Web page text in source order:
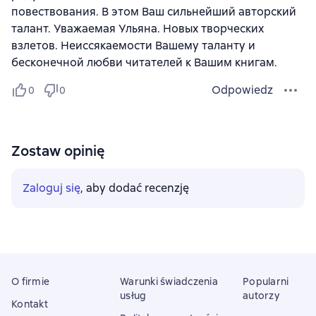
повествования. В этом Ваш сильнейший авторский
талант. Уважаемая Ульяна. Новых творческих
взлетов. Неиссякаемости Вашему таланту и
бесконечной любви читателей к Вашим книгам.
0 0 Odpowiedz
Zostaw opinię
Zaloguj się, aby dodać recenzję
O firmie
Kontakt
Warunki świadczenia
usług
Popularni
autorzy